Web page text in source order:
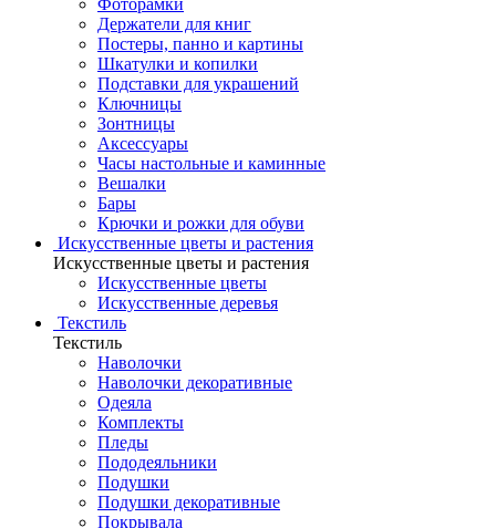
Фоторамки
Держатели для книг
Постеры, панно и картины
Шкатулки и копилки
Подставки для украшений
Ключницы
Зонтницы
Аксессуары
Часы настольные и каминные
Вешалки
Бары
Крючки и рожки для обуви
Искусственные цветы и растения
Искусственные цветы и растения
Искусственные цветы
Искусcтвенные деревья
Текстиль
Текстиль
Наволочки
Наволочки декоративные
Одеяла
Комплекты
Пледы
Пододеяльники
Подушки
Подушки декоративные
Покрывала